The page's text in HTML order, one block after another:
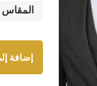
المقاس
إضافة